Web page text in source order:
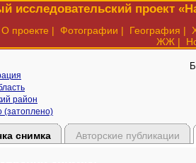
исследовательский проект
О проекте | Фотографии | География |
ЖЖ |
район
(затоплено)
снимка Авторские публикации